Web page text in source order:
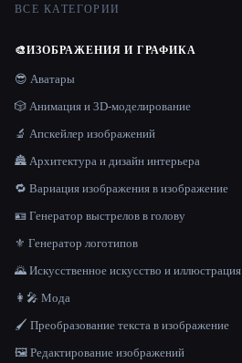
ВСЕ КАТЕГОРИИ
🎨ИЗОБРАЖЕНИЯ И ГРАФИКА
😎 Аватары
🎲 Анимация и 3D-моделирование
🔬 Апскейлер изображений
🏯 Архитектура и дизайн интерьера
🔁 Вариация изображения в изображение
🪪 Генератор выстрелов в голову
⚜️ Генератор логотипов
🌄 Искусственное искусство и иллюстрация
👩‍🎤 Мода
🖌️ Преобразование текста в изображение
🖼️ Редактирование изображений